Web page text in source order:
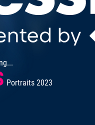
Portraits 2023